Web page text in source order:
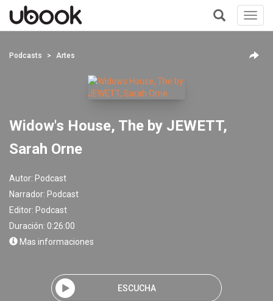
+
Podcasts Artes
Widow's House, The by JEWETT,
Sarah Orne
Autor: Podcast
Narrador: Podcast
Editor: Podcast
Duración: 0:26:00
Mas informaciones
ESCUCHA